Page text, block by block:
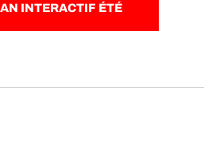
INTERACTIF ÉTÉ